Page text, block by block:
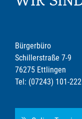
Bürgerbüro
Schillerstraße 7-9
76275 Ettlingen
Tel: (07243) 101-222